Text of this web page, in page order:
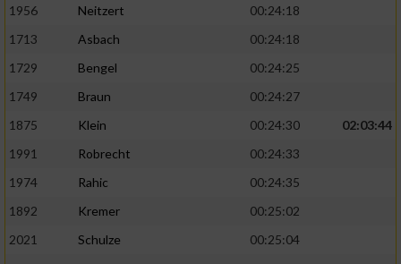
1956
Neitzert
00:24:18
1713
Asbach
00:24:18
1729
Bengel
00:24:25
1749
Braun
00:24:27
1875
Klein 00:24:30
02:03:44
1991
Robrecht
00:24:33
1974
Rahic
00:24:35
1892
Kremer
00:25:02
2021
Schulze
00:25:04